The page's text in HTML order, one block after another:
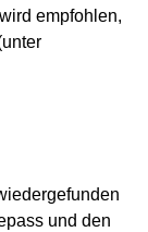
empfohlen,
und den